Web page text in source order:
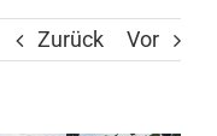
Zurück Vor